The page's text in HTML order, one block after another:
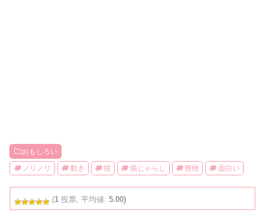
おもしろい
ノリノリ 動き 猫 猫じゃらし 獲物 面白い
(1 投票, 平均値:5.00)